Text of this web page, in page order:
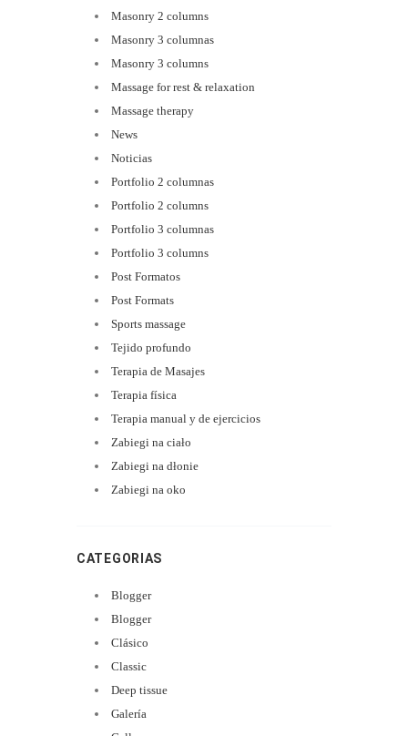
Masonry 2 columns
Masonry 3 columnas
Masonry 3 columns
Massage for rest & relaxation
Massage therapy
News
Noticias
Portfolio 2 columnas
Portfolio 2 columns
Portfolio 3 columnas
Portfolio 3 columns
Post Formatos
Post Formats
Sports massage
Tejido profundo
Terapia de Masajes
Terapia física
Terapia manual y de ejercicios
Zabiegi na ciało
Zabiegi na dłonie
Zabiegi na oko
CATEGORIAS
Blogger
Blogger
Clásico
Classic
Deep tissue
Galería